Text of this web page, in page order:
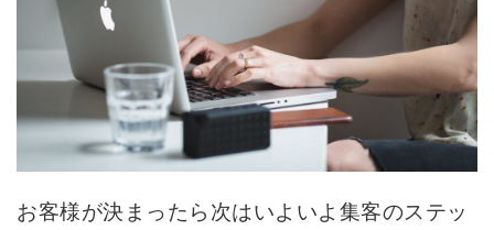
お客様が決まったら次はいよいよ集客のステッ